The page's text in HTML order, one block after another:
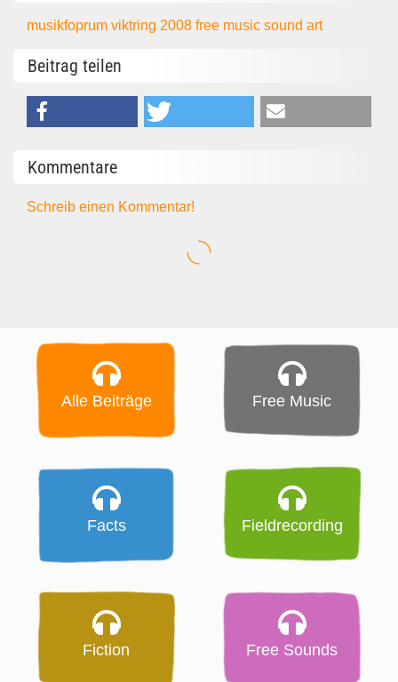
musikfoprum viktring 2008free musicsound art
Beitrag teilen
Kommentare
Schreib einen Kommentar!
Alle Beiträge Free Music
Facts Fieldrecording
Fiction Free Sounds